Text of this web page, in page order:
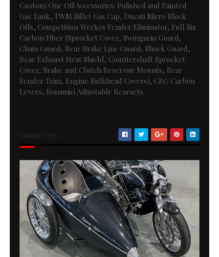
Custom/One Off Accessories: Polished and Painted
Gas Tank, TWM Billet Gas Cap, Ducati Mirro Block
Offs, Competition Werkes Fender Eliminator, Full Siz
Carbon Fiber (Sprocket Cover, Swingarm Guard,
Chain Guard, Rear Brake Line Guard, Shock Guard,
Rear Exhaust Heat Shield, Countershaft Sprocket
Cover, Brake and Clutch Reservoir Mounts, Rear
Fender Trim, Engine Bulkhead Covers), CRG Carbon
Levers, Bonamici Adjustable Rearsets